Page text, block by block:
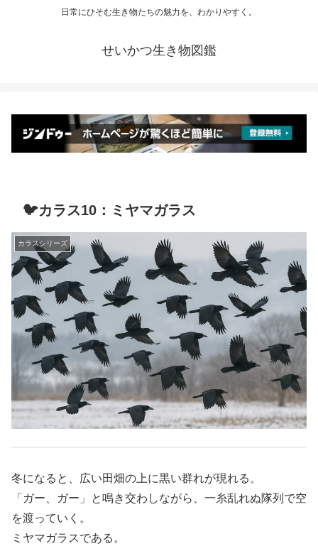
日常にひそむ生き物たちの魅力を、わかりやすく。
せいかつ生き物図鑑
🐦カラス10：ミヤマガラス
カラスシリーズ
冬になると、広い田畑の上に黒い群れが現れる。
「ガー、ガー」と鳴き交わしながら、一糸乱れぬ隊列で空
を渡っていく。
ミヤマガラスである。